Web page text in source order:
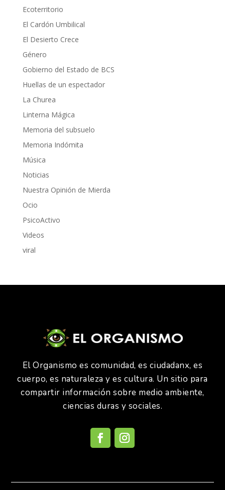
Ecoterritorio
El Cardón Umbilical
El Desierto Crece
Género
Gobierno del Estado de BCS
Huellas de un espectador
La Churea
Linterna Mágica
Memoria del subsuelo
Memoria Indómita
Música
Noticias
Nuestra Opinión de Mierda
Ocio
PsicoActivo
Videos
viral
El Organismo es comunidad, es ciudadanx, es
cuerpo, es naturaleza y es cultura. Un sitio para
compartir información sobre medio ambiente,
ciencias duras y sociales.